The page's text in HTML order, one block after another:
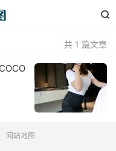

共 1 篇文章
网站地图